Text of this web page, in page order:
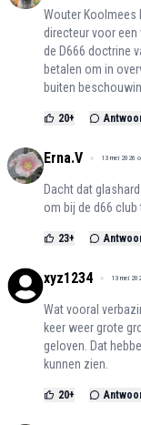
Wouter Koolmees
directeur voor
de D666 doctrine
betalen om in
buiten
20+
Erna.V 13 mei 2026
Dacht dat
om bij de d66 club
23+
xyz1234 13 mei
Wat vooral
keer weer grote
geloven. Dat
kunnen zien.
20+